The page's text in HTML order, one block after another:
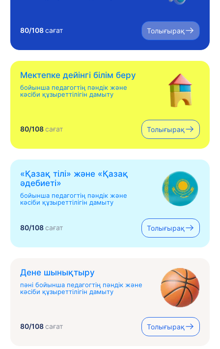
80/108сағат Толығырақ
Мектепке дейінгі білім беру
бойынша педагогтің пәндік және
кәсіби құзыреттілігін дамыту
80/108сағат Толығырақ
«Қазақ тілі» жəне «Қазақ
əдебиеті»
бойынша педагогтің пәндік және
кәсіби құзыреттілігін дамыту
80/108сағат Толығырақ
Дене шынықтыру
пәні бойынша педагогтің пәндік және
кәсіби құзыреттілігін дамыту
80/108сағат Толығырақ